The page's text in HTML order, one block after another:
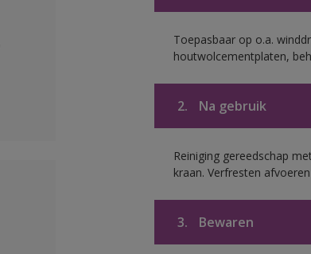
Toepasbaar op o.a.
houtwolcementplaten,
2. Na gebruik
Reiniging gereedschap
kraan. Verfresten
3. Bewaren